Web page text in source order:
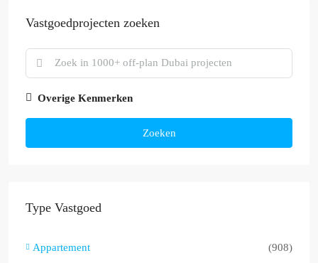
Vastgoedprojecten zoeken
Overige Kenmerken
Zoeken
Type Vastgoed
Appartement
(908)